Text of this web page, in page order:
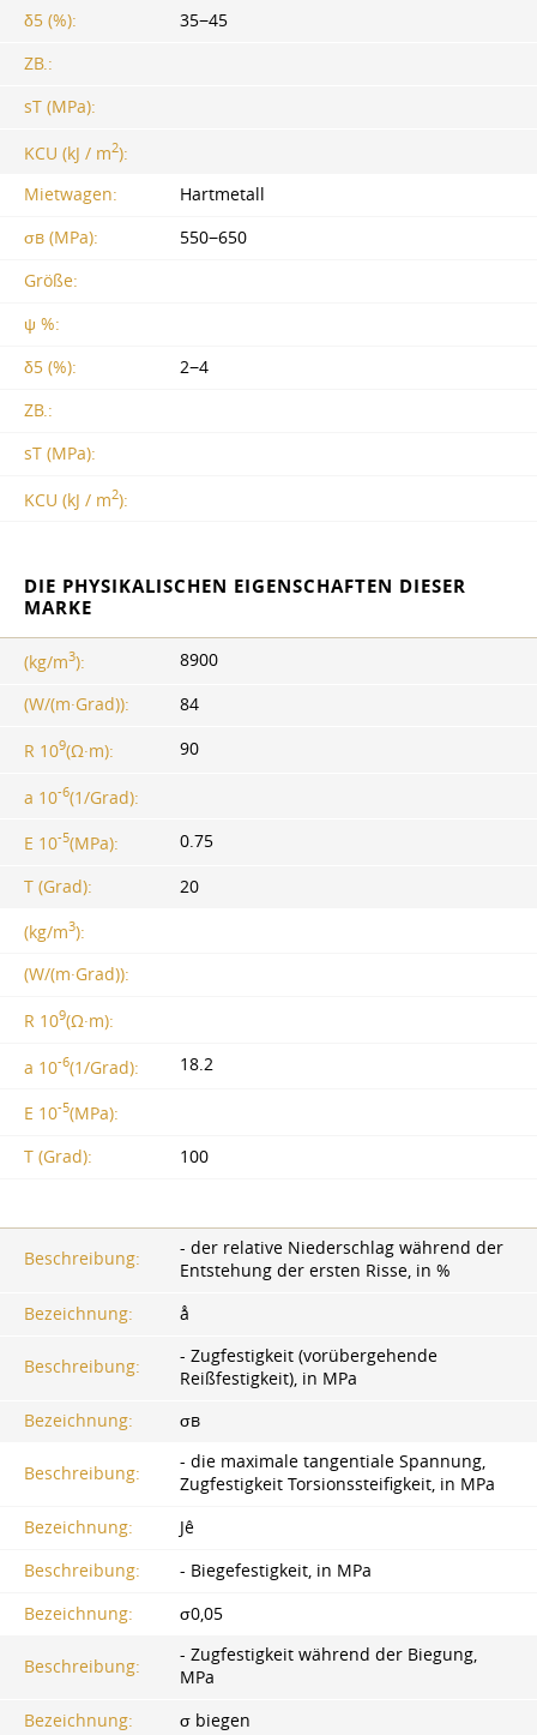
δ5 (%):
35−45
ZB.:
sT (MPa):
KCU (kJ / m2):
Mietwagen:
Hartmetall
σв (MPa):
550−650
Größe:
ψ %:
δ5 (%):
2−4
ZB.:
sT (MPa):
KCU (kJ / m2):
DIE PHYSIKALISCHEN EIGENSCHAFTEN DIESER
MARKE
(kg/m3): 8900
(W/(m·Grad)): 84
R 109(Ω·m): 90
a 10-6(1/Grad):
E 10-5(MPa): 0.75
T (Grad): 20
(kg/m3):
(W/(m·Grad)):
R 109(Ω·m):
a 10-6(1/Grad): 18.2
E 10-5(MPa):
T (Grad):
100
Beschreibung:
- der relative Niederschlag während der
Entstehung der ersten Risse, in %
Bezeichnung:
å
Beschreibung:
- Zugfestigkeit (vorübergehende
Reißfestigkeit), in MPa
Bezeichnung:
σв
Beschreibung:
- die maximale tangentiale Spannung,
Zugfestigkeit Torsionssteifigkeit, in MPa
Bezeichnung:
Jê
Beschreibung:
- Biegefestigkeit, in MPa
Bezeichnung:
σ0,05
Beschreibung:
- Zugfestigkeit während der Biegung,
MPa
Bezeichnung:
σ biegen